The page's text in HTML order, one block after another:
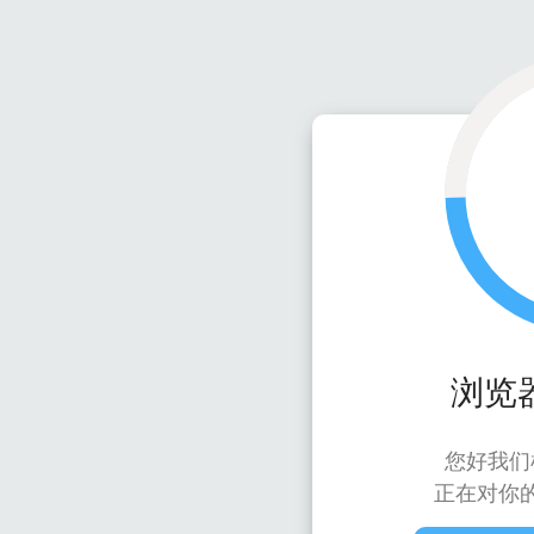
浏览
您好我
正在对你